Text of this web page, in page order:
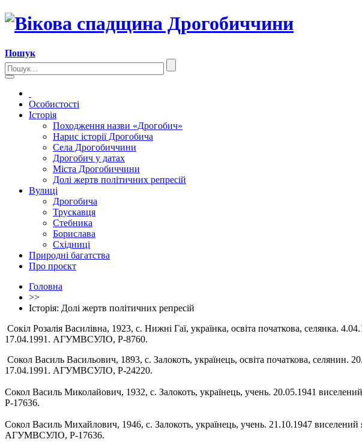
Пошук
Особистості
Історія
Походження назви «Дрогобич»
Нарис історії Дрогобича
Села Дрогобиччини
Дрогобич у датах
Міста Дрогобиччини
Долі жертв політичних репресій
Вулиці
Дрогобича
Трускавця
Стебника
Борислава
Східниці
Природні багатства
Про проєкт
Головна
>>
Історія: Долі жертв політичних репресій
Сокіл Розалія Василівна, 1923, с. Нижні Гаї, українка, освіта початкова, селянка.
17.04.1991. АГУМВСУЛО, Р-8760.
Сокол Василь Васильович, 1893, с. Залокоть, українець, освіта початкова, селянин.
17.04.1991. АГУМВСУЛО, Р-24220.
Сокол Василь Миколайович, 1932, с. Залокоть, українець, учень. 20.05.1941
Р-17636.
Сокол Василь Михайлович, 1946, с. Залокоть, українець, учень. 21.10.1947
АГУМВСУЛО, Р-17636.